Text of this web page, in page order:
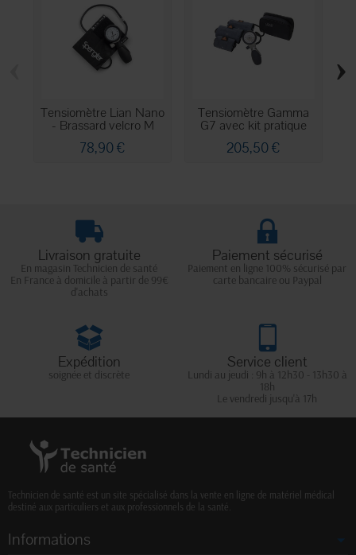
Tensiomètre Lian Nano
- Brassard velcro M
78,90 €
Tensiomètre Gamma
G7 avec kit pratique
205,50 €
›
Livraison gratuite
En magasin Technicien de santé
En France à domicile à partir de 99€
d'achats
Paiement sécurisé
Paiement en ligne 100% sécurisé par
carte bancaire ou Paypal
Expédition
soignée et discrète
Service client
Lundi au jeudi : 9h à 12h30 - 13h30 à
18h
Le vendredi jusqu'à 17h
Technicien de santé est un site spécialisé dans la vente en ligne de matériel médical
destiné aux particuliers et aux professionnels de la santé.
Informations